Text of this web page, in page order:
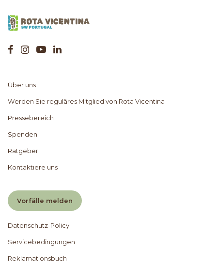
Über uns
Werden Sie reguläres Mitglied von Rota Vicentina
Pressebereich
Spenden
Ratgeber
Kontaktiere uns
Vorfälle melden
Datenschutz-Policy
Servicebedingungen
Reklamationsbuch